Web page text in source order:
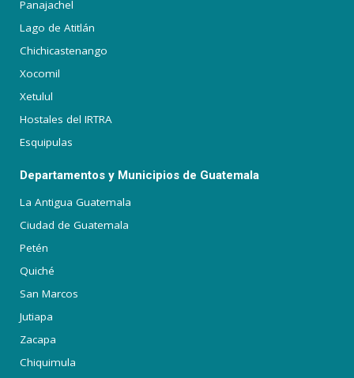
Panajachel
Lago de Atitlán
Chichicastenango
Xocomil
Xetulul
Hostales del IRTRA
Esquipulas
Departamentos y Municipios de Guatemala
La Antigua Guatemala
Ciudad de Guatemala
Petén
Quiché
San Marcos
Jutiapa
Zacapa
Chiquimula